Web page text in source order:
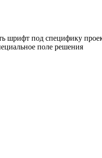
под специфику
поле решения